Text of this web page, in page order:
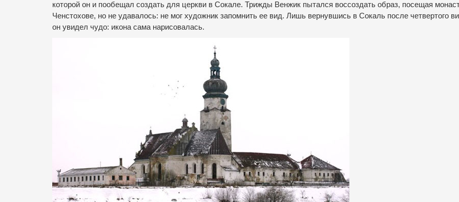
которой он и пообещал создать для церкви в Сокале. Трижды Венжик пытался воссоздать образ, посещая
Ченстохове, но не удавалось: не мог художник запомнить ее вид. Лишь вернувшись в Сокаль после четвертого
он увидел чудо: икона сама нарисовалась.